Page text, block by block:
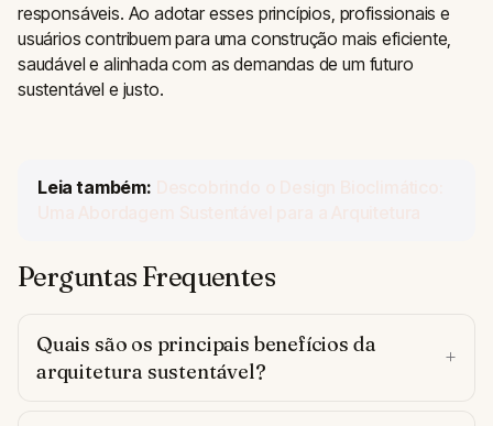
responsáveis. Ao adotar esses princípios, profissionais e
usuários contribuem para uma construção mais eficiente,
saudável e alinhada com as demandas de um futuro
sustentável e justo.
Leia também:
Perguntas Frequentes
Quais são os principais benefícios da
arquitetura sustentável?